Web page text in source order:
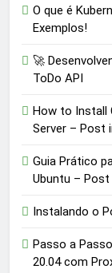
O que é
Exemplos!
🚀
ToDo API
How to Install
Server – Post
Guia Prático
Ubuntu – Post
Instalando o
Passo a
20.04 com